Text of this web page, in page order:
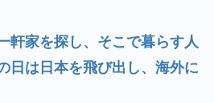
軒家を探し、そこで暮らす人
日は日本を飛び出し、海外に